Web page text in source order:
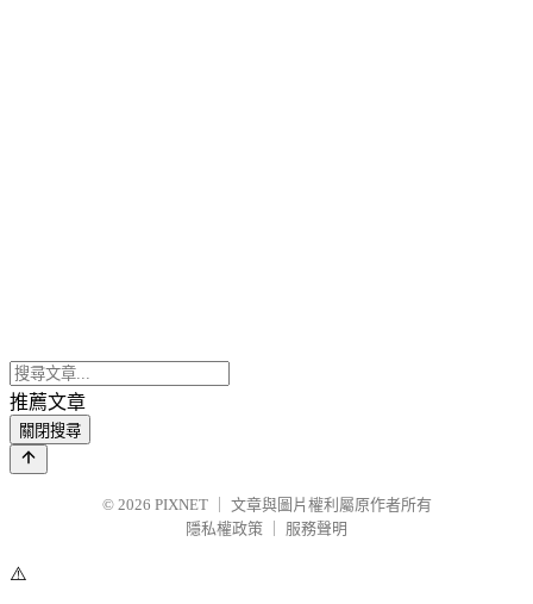
推薦文章
關閉搜尋
© 2026 PIXNET
文章與圖片權利屬原作者所有
隱私權政策
服務聲明
⚠️